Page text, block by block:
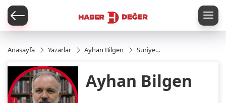
Anasayfa Yazarlar Ayhan Bilgen
Suriye
Buluşturmak
Ayhan Bilgen